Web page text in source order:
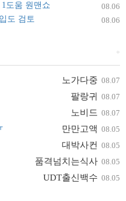
08.06
도움 원맨쇼
08.06
도 검토
+
노가다중 08.07
팔랑귀 08.07
노비드 08.07
만만고액 08.05
대박사컨 08.05
품격넘치는식사 08.05
UDT출신백수 08.05